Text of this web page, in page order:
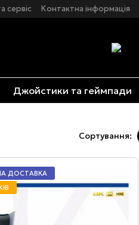
сервіс Контактна інформація
Джойстики та геймпади
Сортування:
ДОСТАВКА